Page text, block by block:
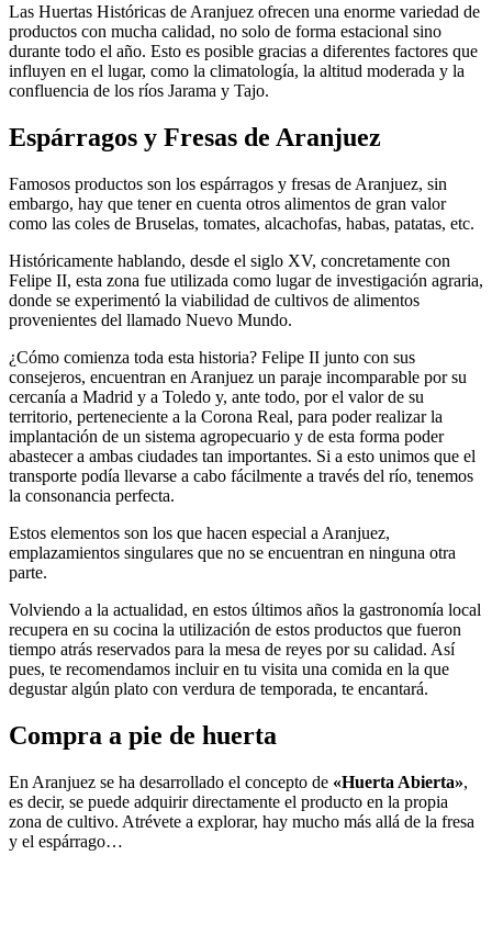
Las Huertas Históricas de Aranjuez ofrecen una enorme variedad de
productos con mucha calidad, no solo de forma estacional sino
durante todo el año. Esto es posible gracias a diferentes factores que
influyen en el lugar, como la climatología, la altitud moderada y la
confluencia de los ríos Jarama y Tajo.
Espárragos y Fresas de Aranjuez
Famosos productos son los espárragos y fresas de Aranjuez, sin
embargo, hay que tener en cuenta otros alimentos de gran valor
como las coles de Bruselas, tomates, alcachofas, habas, patatas, etc.
Históricamente hablando, desde el siglo XV, concretamente con
Felipe II, esta zona fue utilizada como lugar de investigación agraria,
donde se experimentó la viabilidad de cultivos de alimentos
provenientes del llamado Nuevo Mundo.
¿Cómo comienza toda esta historia? Felipe II junto con sus
consejeros, encuentran en Aranjuez un paraje incomparable por su
cercanía a Madrid y a Toledo y, ante todo, por el valor de su
territorio, perteneciente a la Corona Real, para poder realizar la
implantación de un sistema agropecuario y de esta forma poder
abastecer a ambas ciudades tan importantes. Si a esto unimos que el
transporte podía llevarse a cabo fácilmente a través del río, tenemos
la consonancia perfecta.
Estos elementos son los que hacen especial a Aranjuez,
emplazamientos singulares que no se encuentran en ninguna otra
parte.
Volviendo a la actualidad, en estos últimos años la gastronomía local
recupera en su cocina la utilización de estos productos que fueron
tiempo atrás reservados para la mesa de reyes por su calidad. Así
pues, te recomendamos incluir en tu visita una comida en la que
degustar algún plato con verdura de temporada, te encantará.
Compra a pie de huerta
En Aranjuez se ha desarrollado el concepto de «Huerta Abierta»,
es decir, se puede adquirir directamente el producto en la propia
zona de cultivo. Atrévete a explorar, hay mucho más allá de la fresa
y el espárrago…